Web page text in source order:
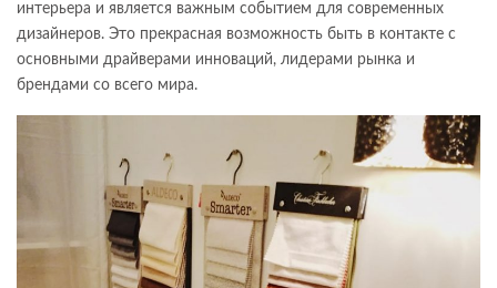
интерьера и является важным событием для современных
дизайнеров. Это прекрасная возможность быть в контакте с
основными драйверами инноваций, лидерами рынка и
брендами со всего мира.